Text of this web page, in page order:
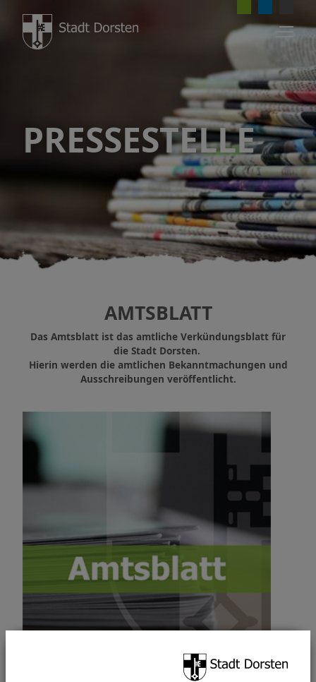
PRESSESTELLE
AMTSBLATT
Das Amtsblatt ist das amtliche Verkündungsblatt für
die Stadt Dorsten.
Hierin werden die amtlichen Bekanntmachungen und
Ausschreibungen veröffentlicht.
Amtsblatt der Stadt Dorsten Nr. 18 vom 03.07.2026